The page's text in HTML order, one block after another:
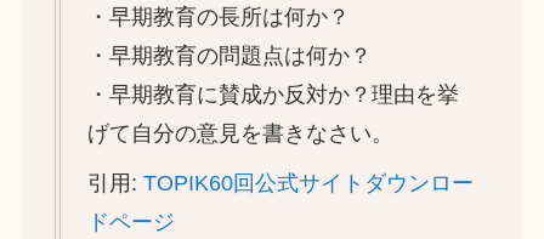
・早期教育の長所は何か？
・早期教育の問題点は何か？
・早期教育に賛成か反対か？理由を挙
げて自分の意見を書きなさい。
引用: TOPIK60回公式サイトダウンロー
ドページ